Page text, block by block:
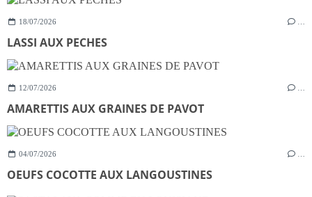
18/07/2026
LASSI AUX PECHES
12/07/2026
AMARETTIS AUX GRAINES DE PAVOT
04/07/2026
OEUFS COCOTTE AUX LANGOUSTINES